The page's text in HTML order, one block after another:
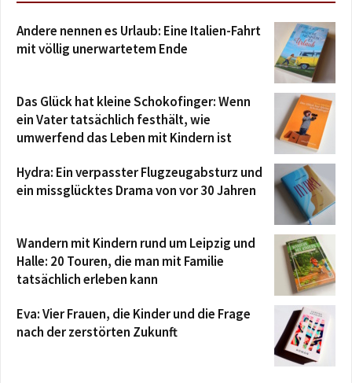
Andere nennen es Urlaub: Eine Italien-Fahrt
mit völlig unerwartetem Ende
Das Glück hat kleine Schokofinger: Wenn
ein Vater tatsächlich festhält, wie
umwerfend das Leben mit Kindern ist
Hydra: Ein verpasster Flugzeugabsturz und
ein missglücktes Drama von vor 30 Jahren
Wandern mit Kindern rund um Leipzig und
Halle: 20 Touren, die man mit Familie
tatsächlich erleben kann
Eva: Vier Frauen, die Kinder und die Frage
nach der zerstörten Zukunft